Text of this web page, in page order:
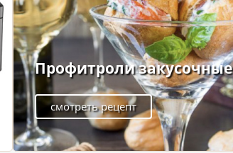
Профитроли закусочные
смотреть рецепт